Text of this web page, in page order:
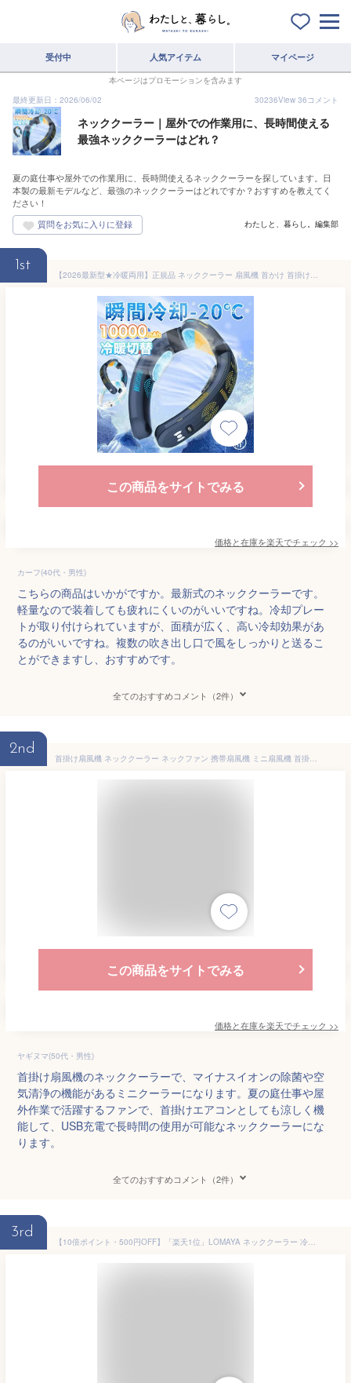
受付中 人気アイテム マイページ
本ページはプロモーションを含みます
最終更新日：2026/06/02
30236View 36コメント
ネッククーラー｜屋外での作業用に、長時間使える
最強ネッククーラーはどれ？
夏の庭仕事や屋外での作業用に、長時間使えるネッククーラーを探しています。日
本製の最新モデルなど、最強のネッククーラーはどれですか？おすすめを教えてく
ださい！
わたしと、暮らし。編集部
1st
【2026最新型★冷暖両用】正規品 ネッククーラー 扇風機 首かけ 首掛け扇風機 冷却プレート 10000mAh 冷却 加熱 3つ冷却ブレート付き ネックファン 羽なし 半導体冷却 四風道送風 ブラシレスモーター 瞬間冷却 接触冷感 熱中症対策 夏冬両用 冷風 小型 暑さ対策
この商品をサイトでみる
価格と在庫を楽天でチェック >>
カーフ(40代・男性)
こちらの商品はいかがですか。最新式のネッククーラーです。
軽量なので装着しても疲れにくいのがいいですね。冷却プレー
トが取り付けられていますが、面積が広く、高い冷却効果があ
るのがいいですね。複数の吹き出し口で風をしっかりと送るこ
とができますし、おすすめです。
全てのおすすめコメント（2件）
2nd
首掛け扇風機 ネッククーラー ネックファン 携帯扇風機 ミニ扇風機 首掛けエアコン マイナスイオン 除菌 空気浄化 軽量 静音 ポータブル 羽根なし 熱中症対策 ネックファン USB充電 おしゃれ 大容量 涼しい プレゼント
この商品をサイトでみる
価格と在庫を楽天でチェック >>
ヤギヌマ(50代・男性)
首掛け扇風機のネッククーラーで、マイナスイオンの除菌や空
気清浄の機能があるミニクーラーになります。夏の庭仕事や屋
外作業で活躍するファンで、首掛けエアコンとしても涼しく機
能して、USB充電で長時間の使用が可能なネッククーラーにな
ります。
全てのおすすめコメント（2件）
3rd
【10倍ポイント・500円OFF】「楽天1位」LOMAYA ネッククーラー 冷却プレート付 冷却 クール 冷感 ひんやり ペルチェ マイナスイオン 対応 除菌 空気浄化 首かけ扇風機 首掛け扇風機 くびかけ扇風機 ネックファン ハンディファン ミニ扇風機 ポータブル 羽根なし